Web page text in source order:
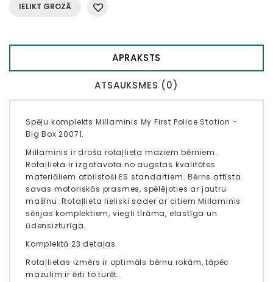
IELIKT GROZĀ
APRAKSTS
ATSAUKSMES (0)
Spēļu komplekts Millaminis My First Police Station -
Big Box 20071.
Millaminis ir droša rotaļlieta maziem bērniem.
Rotaļlieta ir izgatavota no augstas kvalitātes
materiāliem atbilstoši ES standartiem. Bērns attīsta
savas motoriskās prasmes, spēlējoties ar jautru
mašīnu. Rotaļlieta lieliski sader ar citiem Millaminis
sērijas komplektiem, viegli tīrāma, elastīga un
ūdensizturīga.
Komplektā 23 detaļas.
Rotaļlietas izmērs ir optimāls bērnu rokām, tāpēc
mazulim ir ērti to turēt.